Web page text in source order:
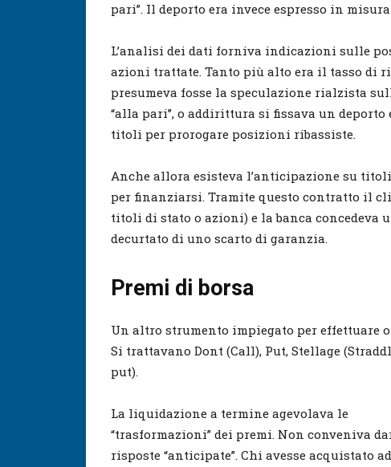
pari”. Il deporto era invece espresso in
L’analisi dei dati forniva indicazioni sulle
azioni trattate. Tanto più alto era il tasso di
presumeva fosse la speculazione rialzista
“alla pari”, o addirittura si fissava un
titoli per prorogare posizioni ribassiste.
Anche allora esisteva l’anticipazione su
per finanziarsi. Tramite questo contratto il
titoli di stato o azioni) e la banca
decurtato di uno scarto di garanzia.
Premi di borsa
Un altro strumento impiegato per effettuare
Si trattavano Dont (Call), Put, Stellage
put).
La liquidazione a termine agevolava le
“trasformazioni” dei premi. Non conveniva
risposte “anticipate”. Chi avesse acquistato ad